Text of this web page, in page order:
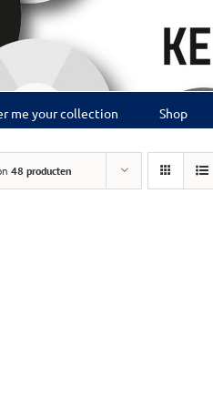
me your collection Shop
48 producten